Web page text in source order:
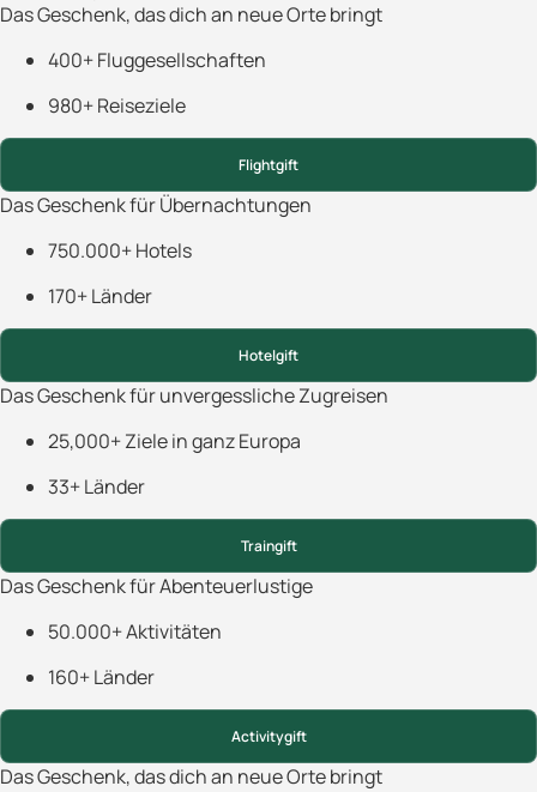
Das Geschenk, das dich an neue Orte bringt
400+ Fluggesellschaften
980+ Reiseziele
Flightgift
Das Geschenk für Übernachtungen
750.000+ Hotels
170+ Länder
Hotelgift
Das Geschenk für unvergessliche Zugreisen
25,000+ Ziele in ganz Europa
33+ Länder
Traingift
Das Geschenk für Abenteuerlustige
50.000+ Aktivitäten
160+ Länder
Activitygift
Das Geschenk, das dich an neue Orte bringt